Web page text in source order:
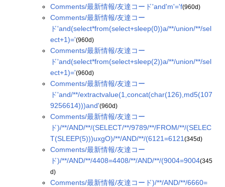
Comments/最新情報/友達コード'and'm'='f(960d)
Comments/最新情報/友達コー
ド'and(select*from(select+sleep(0))a/**/union/**/sel
ect+1)='(960d)
Comments/最新情報/友達コー
ド'and(select*from(select+sleep(2))a/**/union/**/sel
ect+1)='(960d)
Comments/最新情報/友達コー
ド'and/**/extractvalue(1,concat(char(126),md5(107
9256614)))and'(960d)
Comments/最新情報/友達コー
ド)/**/AND/**/(SELECT/**/9789/**/FROM/**/(SELEC
T(SLEEP(5)))uxgO)/**/AND/**/(6121=6121 (345d)
Comments/最新情報/友達コー
ド)/**/AND/**/4408=4408/**/AND/**/(9004=9004(345
d)
Comments/最新情報/友達コード)/**/AND/**/6660=